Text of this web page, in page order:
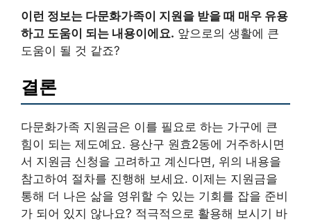
이런 정보는 다문화가족이 지원을 받을 때 매우 유용
하고 도움이 되는 내용이에요. 앞으로의 생활에 큰
도움이 될 것 같죠?
결론
다문화가족 지원금은 이를 필요로 하는 가구에 큰
힘이 되는 제도예요. 용산구 원효2동에 거주하시면
서 지원금 신청을 고려하고 계신다면, 위의 내용을
참고하여 절차를 진행해 보세요. 이제는 지원금을
통해 더 나은 삶을 영위할 수 있는 기회를 잡을 준비
가 되어 있지 않나요? 적극적으로 활용해 보시기 바